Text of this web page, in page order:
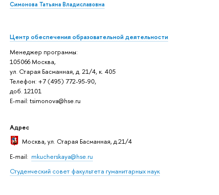
Симонова Татьяна Владиславовна
Центр обеспечения образовательной деятельности
Менеджер программы:
105066 Москва,
ул. Старая Басманная, д. 21/4, к. 405
Телефон: +7 (495) 772-95-90,
доб. 12101
E-mail: tsimonova@hse.ru
Адрес
Москва, ул. Старая Басманная, д.21/4
E-mail: mkucherskaya@hse.ru
Студенческий совет факультета гуманитарных наук